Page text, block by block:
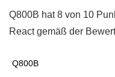
Q800B hat 8 von 10
React ​gemäß der
Q800B